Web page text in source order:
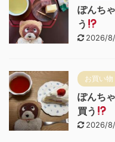
ぽんち
う
2026/
お買い物
ぽんち
買う
2026/